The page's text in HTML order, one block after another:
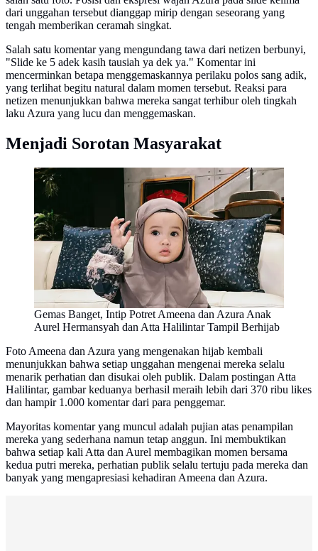
dari unggahan tersebut dianggap mirip dengan seseorang yang
tengah memberikan ceramah singkat.
Salah satu komentar yang mengundang tawa dari netizen berbunyi,
"Slide ke 5 adek kasih tausiah ya dek ya." Komentar ini
mencerminkan betapa menggemaskannya perilaku polos sang adik,
yang terlihat begitu natural dalam momen tersebut. Reaksi para
netizen menunjukkan bahwa mereka sangat terhibur oleh tingkah
laku Azura yang lucu dan menggemaskan.
Menjadi Sorotan Masyarakat
Gemas Banget, Intip Potret Ameena dan Azura Anak
Aurel Hermansyah dan Atta Halilintar Tampil Berhijab
Foto Ameena dan Azura yang mengenakan hijab kembali
menunjukkan bahwa setiap unggahan mengenai mereka selalu
menarik perhatian dan disukai oleh publik. Dalam postingan Atta
Halilintar, gambar keduanya berhasil meraih lebih dari 370 ribu likes
dan hampir 1.000 komentar dari para penggemar.
Mayoritas komentar yang muncul adalah pujian atas penampilan
mereka yang sederhana namun tetap anggun. Ini membuktikan
bahwa setiap kali Atta dan Aurel membagikan momen bersama
kedua putri mereka, perhatian publik selalu tertuju pada mereka dan
banyak yang mengapresiasi kehadiran Ameena dan Azura.